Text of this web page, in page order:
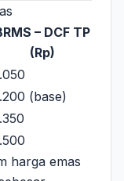
– DCF TP
(Rp)
(base)
harga emas